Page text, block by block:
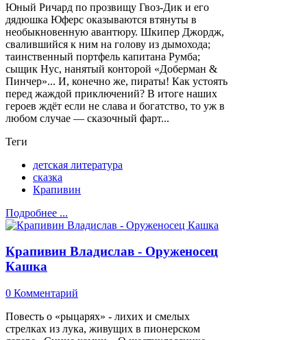
Юный Ричард по прозвищу Гвоз-Дик и его
дядюшка Юферс оказываются втянуты в
необыкновенную авантюру. Шкипер Джордж,
свалившийся к ним на голову из дымохода;
таинственный портфель капитана Румба;
сыщик Нус, нанятый конторой «Доберман &
Пинчер»... И, конечно же, пираты! Как устоять
перед жаждой приключений? В итоге наших
героев ждёт если не слава и богатство, то уж в
любом случае — сказочный фарт...
Теги
детская литература
сказка
Крапивин
Подробнее ...
Крапивин Владислав - Оруженосец
Кашка
0 Комментарий
Повесть о «рыцарях» - лихих и смелых
стрелках из лука, живущих в пионерском